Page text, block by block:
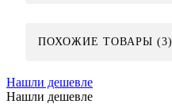
ПОХОЖИЕ ТОВАРЫ (3)
Нашли дешевле
Нашли дешевле